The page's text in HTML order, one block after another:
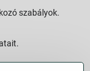
szabályok.